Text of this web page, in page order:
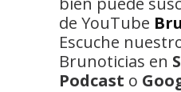
de YouTube
Escuche
Brunoticias en
Podcast o